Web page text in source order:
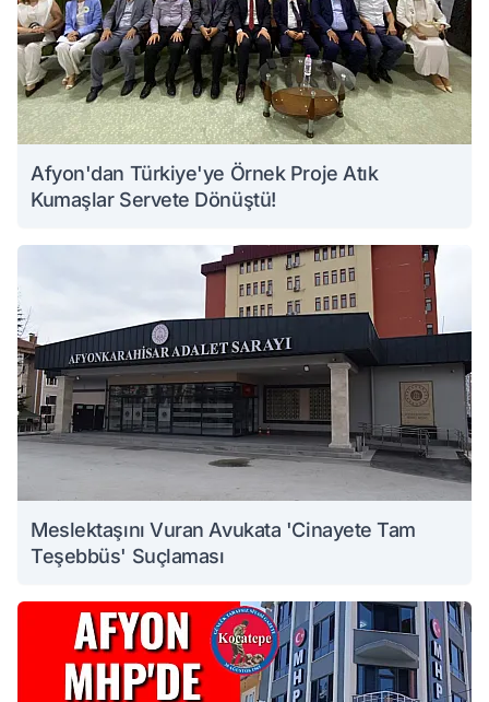
Afyon'dan Türkiye'ye Örnek Proje Atık
Kumaşlar Servete Dönüştü!
Meslektaşını Vuran Avukata 'Cinayete Tam
Teşebbüs' Suçlaması